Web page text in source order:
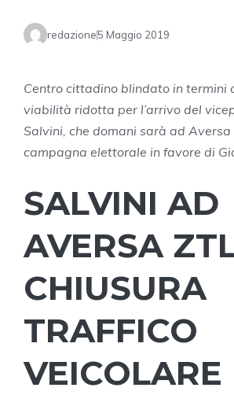
redazione5 Maggio 2019
Centro cittadino blindato in termini
viabilità ridotta per l’arrivo del
Salvini, che domani sarà ad Aversa
campagna elettorale in favore di
SALVINI AD
AVERSA
CHIUSURA
TRAFFICO
VEICOLARE